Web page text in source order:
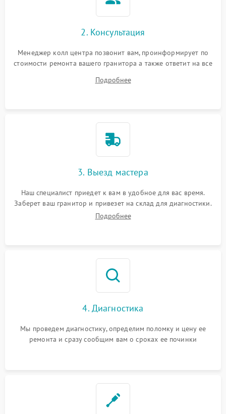
2. Консультация
Менеджер колл центра позвонит вам, проинформирует по
стоимости ремонта вашего гранитора а также ответит на все
Подробнее
3. Выезд мастера
Наш специалист приедет к вам в удобное для вас время.
Заберет ваш гранитор и привезет на склад для диагностики.
Подробнее
4. Диагностика
Мы проведем диагностику, определим поломку и цену ее
ремонта и сразу сообщим вам о сроках ее починки